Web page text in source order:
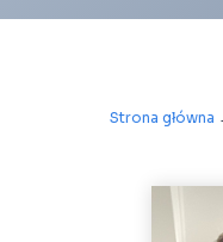
Strona główna